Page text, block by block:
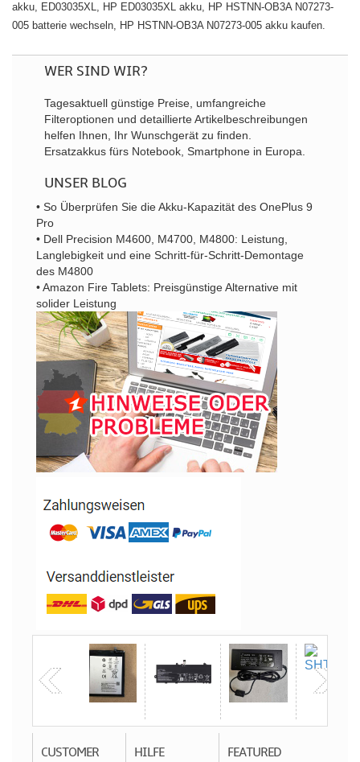
akku, ED03035XL, HP ED03035XL akku, HP HSTNN-OB3A N07273-
005 batterie wechseln, HP HSTNN-OB3A N07273-005 akku kaufen.
WER SIND WIR?
Tagesaktuell günstige Preise, umfangreiche
Filteroptionen und detaillierte Artikelbeschreibungen
helfen Ihnen, Ihr Wunschgerät zu finden.
Ersatzakkus fürs Notebook, Smartphone in Europa.
UNSER BLOG
• So Überprüfen Sie die Akku-Kapazität des OnePlus 9
Pro
• Dell Precision M4600, M4700, M4800: Leistung,
Langlebigkeit und eine Schritt-für-Schritt-Demontage
des M4800
• Amazon Fire Tablets: Preisgünstige Alternative mit
solider Leistung
CUSTOMER
HILFE FEATURED